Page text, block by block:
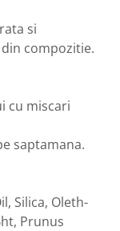
si
compozitie.
cu miscari
saptamana.
Silica, Oleth-
Prunus